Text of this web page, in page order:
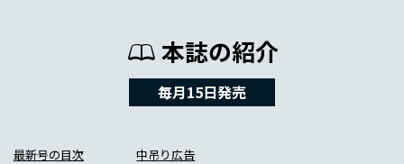
本誌の紹介
毎月15日発売
最新号の目次 中吊り広告